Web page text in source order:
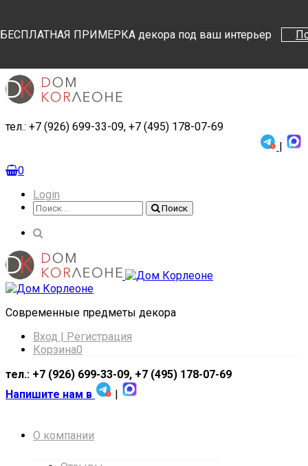
БЕСПЛАТНАЯ ПРИМЕРКА декора под ваш интерьер
тел.: +7 (926) 699-33-09, +7 (495) 178-07-69
|
0
Login
Поиск
Поиск
Cовременные предметы декора
Вход | Регистрация
Корзина0
тел.: +7 (926) 699-33-09, +7 (495) 178-07-69
Напишите нам в
|
О компании